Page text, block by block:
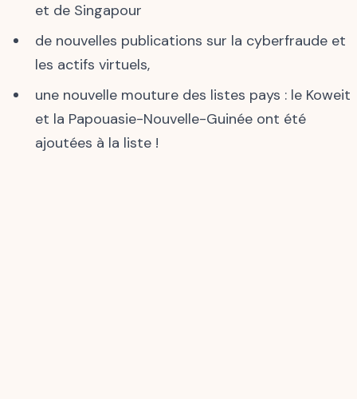
et de Singapour
de nouvelles publications sur la cyberfraude et
les actifs virtuels,
une nouvelle mouture des listes pays : le Koweit
et la Papouasie-Nouvelle-Guinée ont été
ajoutées à la liste !